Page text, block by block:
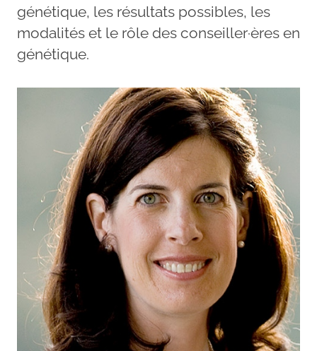
génétique, les résultats possibles, les
modalités et le rôle des conseiller·ères en
génétique.